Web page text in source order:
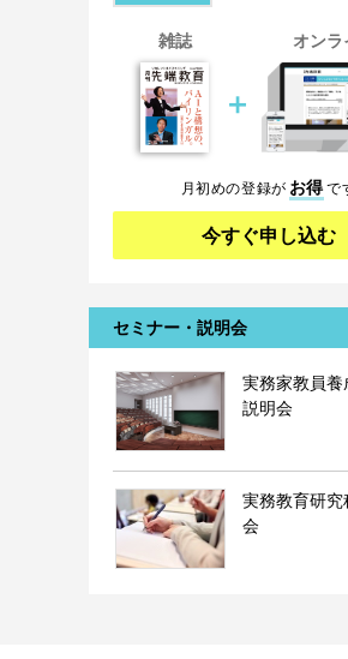
雑誌
＋
オンラ
月初めの登録が お得で
今すぐ申し込む
セミナー・説明会
実務家教員
説明会
実務教育研
会